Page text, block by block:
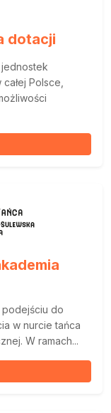
dotacji
Polsce,
podejściu do
w nurcie tańca
W ramach...